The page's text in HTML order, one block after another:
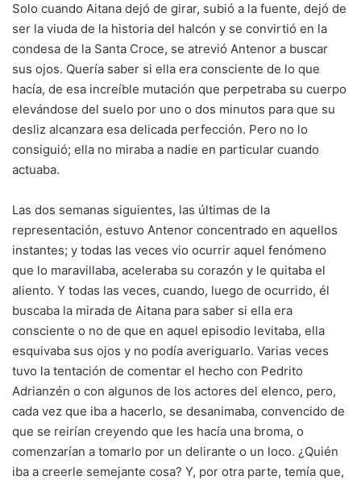
Solo cuando Aitana dejó de girar, subió a la fuente, dejó de
ser la viuda de la historia del halcón y se convirtió en la
condesa de la Santa Croce, se atrevió Antenor a buscar
sus ojos. Quería saber si ella era consciente de lo que
hacía, de esa increíble mutación que perpetraba su cuerpo
elevándose del suelo por uno o dos minutos para que su
desliz alcanzara esa delicada perfección. Pero no lo
consiguió; ella no miraba a nadie en particular cuando
actuaba.
Las dos semanas siguientes, las últimas de la
representación, estuvo Antenor concentrado en aquellos
instantes; y todas las veces vio ocurrir aquel fenómeno
que lo maravillaba, aceleraba su corazón y le quitaba el
aliento. Y todas las veces, cuando, luego de ocurrido, él
buscaba la mirada de Aitana para saber si ella era
consciente o no de que en aquel episodio levitaba, ella
esquivaba sus ojos y no podía averiguarlo. Varias veces
tuvo la tentación de comentar el hecho con Pedrito
Adrianzén o con algunos de los actores del elenco, pero,
cada vez que iba a hacerlo, se desanimaba, convencido de
que se reirían creyendo que les hacía una broma, o
comenzarían a tomarlo por un delirante o un loco. ¿Quién
iba a creerle semejante cosa? Y, por otra parte, temía que,